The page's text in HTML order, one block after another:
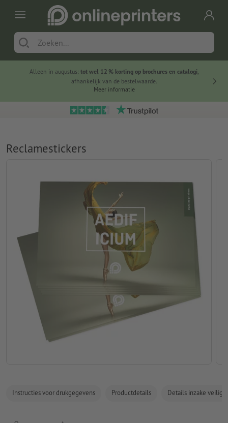
Alleen in augustus: tot wel 12 % korting op brochures en catalogi,
afhankelijk van de bestelwaarde.
Meer informatie
Reclamestickers
Instructies voor drukgegevens Productdetails Details inzake